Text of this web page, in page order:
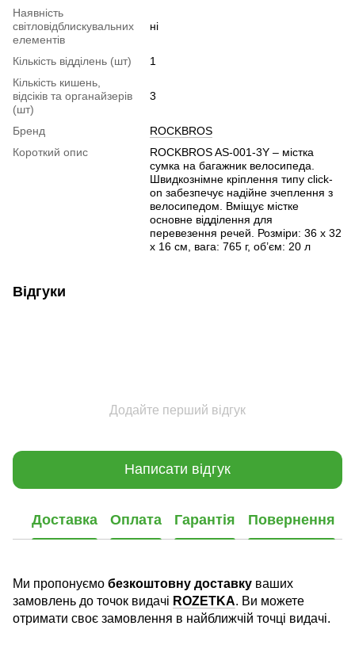
Наявність
світловідблискувальних
елементів
ні
Кількість відділень (шт)
1
Кількість кишень,
відсіків та органайзерів
(шт)
3
Бренд
ROCKBROS
Короткий опис
ROCKBROS AS-001-3Y – містка
сумка на багажник велосипеда.
Швидкознімне кріплення типу click-
on забезпечує надійне зчеплення з
велосипедом. Вміщує містке
основне відділення для
перевезення речей. Розміри: 36 x 32
x 16 см, вага: 765 г, об’єм: 20 л
Відгуки
Додайте перший відгук
Написати відгук
Доставка Оплата Гарантія Повернення
Ми пропонуємо безкоштовну доставку ваших
замовлень до точок видачі ROZETKA. Ви можете
отримати своє замовлення в найближчій точці видачі.